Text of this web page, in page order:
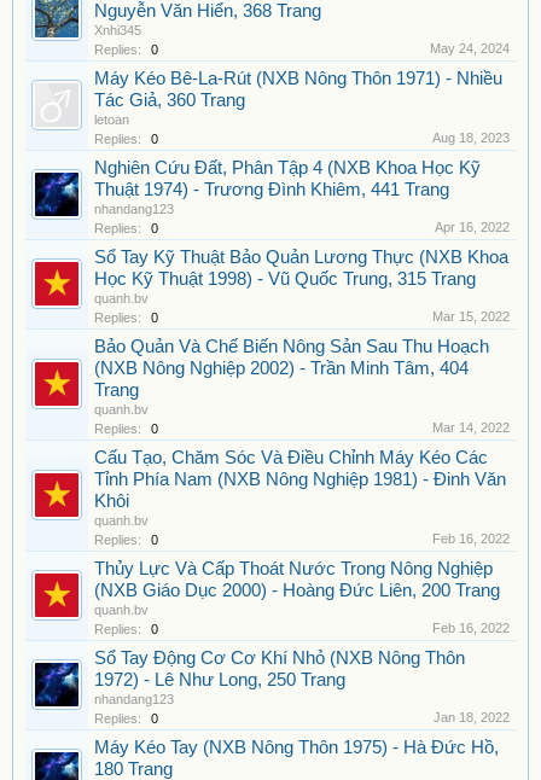
Nguyễn Văn Hiển, 368 Trang
Xnhi345
Replies:
0 May 24, 2024
Máy Kéo Bê-La-Rút (NXB Nông Thôn 1971) - Nhiều
Tác Giả, 360 Trang
letoan
Replies:
0 Aug 18, 2023
Nghiên Cứu Đất, Phân Tập 4 (NXB Khoa Học Kỹ
Thuật 1974) - Trương Đình Khiêm, 441 Trang
nhandang123
Replies:
0 Apr 16, 2022
Sổ Tay Kỹ Thuật Bảo Quản Lương Thực (NXB Khoa
Học Kỹ Thuật 1998) - Vũ Quốc Trung, 315 Trang
quanh.bv
Replies:
0 Mar 15, 2022
Bảo Quản Và Chế Biến Nông Sản Sau Thu Hoạch
(NXB Nông Nghiệp 2002) - Trần Minh Tâm, 404
Trang
quanh.bv
Replies:
0 Mar 14, 2022
Cấu Tạo, Chăm Sóc Và Điều Chỉnh Máy Kéo Các
Tỉnh Phía Nam (NXB Nông Nghiệp 1981) - Đinh Văn
Khôi
quanh.bv
Replies:
0 Feb 16, 2022
Thủy Lực Và Cấp Thoát Nước Trong Nông Nghiệp
(NXB Giáo Dục 2000) - Hoàng Đức Liên, 200 Trang
quanh.bv
Replies:
0 Feb 16, 2022
Sổ Tay Động Cơ Cơ Khí Nhỏ (NXB Nông Thôn
1972) - Lê Như Long, 250 Trang
nhandang123
Replies:
0 Jan 18, 2022
Máy Kéo Tay (NXB Nông Thôn 1975) - Hà Đức Hồ,
180 Trang